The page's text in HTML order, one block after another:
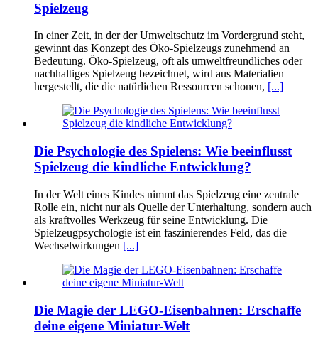
Spielzeug
In einer Zeit, in der der Umweltschutz im Vordergrund steht,
gewinnt das Konzept des Öko-Spielzeugs zunehmend an
Bedeutung. Öko-Spielzeug, oft als umweltfreundliches oder
nachhaltiges Spielzeug bezeichnet, wird aus Materialien
hergestellt, die die natürlichen Ressourcen schonen, [...]
Die Psychologie des Spielens: Wie beeinflusst
Spielzeug die kindliche Entwicklung?
In der Welt eines Kindes nimmt das Spielzeug eine zentrale
Rolle ein, nicht nur als Quelle der Unterhaltung, sondern auch
als kraftvolles Werkzeug für seine Entwicklung. Die
Spielzeugpsychologie ist ein faszinierendes Feld, das die
Wechselwirkungen [...]
Die Magie der LEGO-Eisenbahnen: Erschaffe
deine eigene Miniatur-Welt